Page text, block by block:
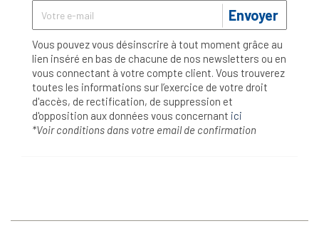
Envoyer
Vous pouvez vous désinscrire à tout moment grâce au
lien inséré en bas de chacune de nos newsletters ou en
vous connectant à votre compte client. Vous trouverez
toutes les informations sur l’exercice de votre droit
d'accès, de rectification, de suppression et
d'opposition aux données vous concernant ici
*Voir conditions dans votre email de confirmation